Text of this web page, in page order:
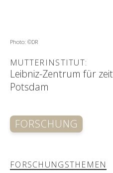
Photo: ©DR
MUTTERINSTITUT:
Leibniz-Zentrum für
Potsdam
FORSCHUNG
FORSCHUNGSTHEMEN